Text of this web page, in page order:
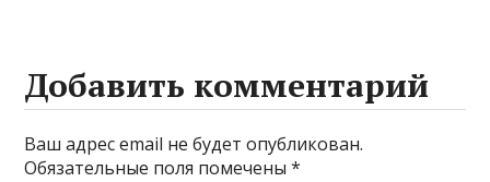
Добавить комментарий
Ваш адрес email не будет опубликован.
Обязательные поля помечены*